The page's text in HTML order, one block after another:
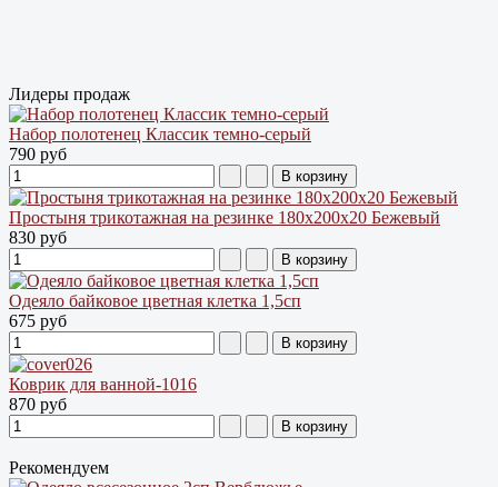
Лидеры продаж
Набор полотенец Классик темно-серый
790 руб
Простыня трикотажная на резинке 180х200х20 Бежевый
830 руб
Одеяло байковое цветная клетка 1,5сп
675 руб
Коврик для ванной-1016
870 руб
Рекомендуем